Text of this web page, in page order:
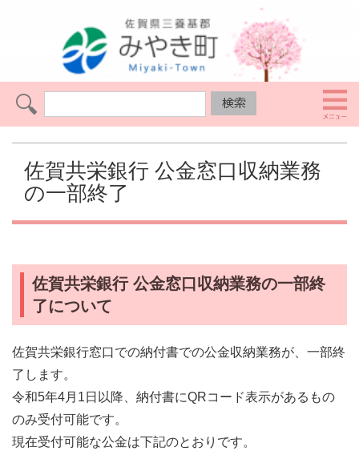
佐賀共栄銀行 公金窓口収納業務
の一部終了
佐賀共栄銀行 公金窓口収納業務の一部終
了について
佐賀共栄銀行窓口での納付書での公金収納業務が、一部終
了します。
令和5年4月1日以降、納付書にQRコード表示があるもの
のみ受付可能です。
現在受付可能な公金は下記のとおりです。